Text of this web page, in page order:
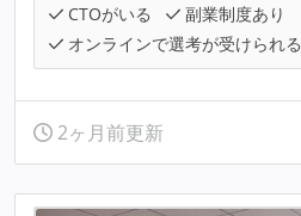
CTOがいる
副業制度あり
オンラインで選考が受けられる
2ヶ月前更新